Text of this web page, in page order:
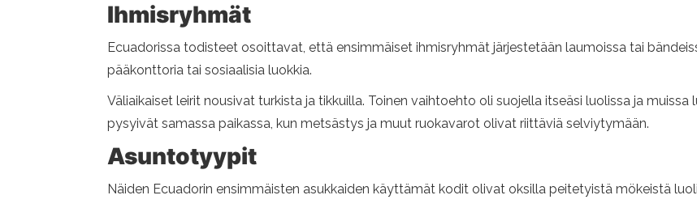
Ihmisryhmät
Ecuadorissa todisteet osoittavat, että ensimmäiset ihmisryhmät järjestetään laumoissa tai
pääkonttoria tai sosiaalisia luokkia.
Väliaikaiset leirit nousivat turkista ja tikkuilla. Toinen vaihtoehto oli suojella itseäsi luolissa ja
pysyivät samassa paikassa, kun metsästys ja muut ruokavarot olivat riittäviä selviytymään.
Asuntotyypit
Näiden Ecuadorin ensimmäisten asukkaiden käyttämät kodit olivat oksilla peitetyistä mökeistä